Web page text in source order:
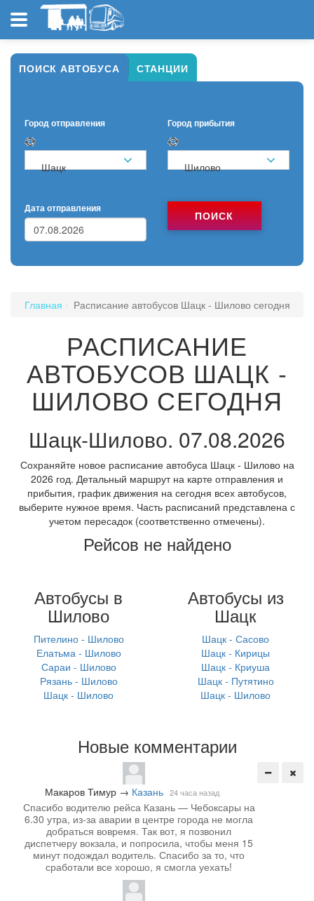
ПОИСК АВТОБУСА СТАНЦИИ
Город отправления
Шацк
Город прибытия
Шилово
Дата отправления
ПОИСК
Главная Расписание автобусов Шацк - Шилово сегодня
РАСПИСАНИЕ
АВТОБУСОВ ШАЦК -
ШИЛОВО СЕГОДНЯ
Шацк-Шилово. 07.08.2026
Сохраняйте новое расписание автобуса Шацк - Шилово на
2026 год. Детальный маршрут на карте отправления и
прибытия, график движения на сегодня всех автобусов,
выберите нужное время. Часть расписаний представлена с
учетом пересадок (соответственно отмечены).
Рейсов не найдено
Автобусы в
Шилово
Пителино - Шилово
Елатьма - Шилово
Сараи - Шилово
Рязань - Шилово
Шацк - Шилово
Автобусы из
Шацк
Шацк - Сасово
Шацк - Кирицы
Шацк - Криуша
Шацк - Путятино
Шацк - Шилово
Новые комментарии
Макаров Тимур → Казань 24 часа назад
Спасибо водителю рейса Казань — Чебоксары на
6.30 утра, из-за аварии в центре города не могла
добраться вовремя. Так вот, я позвонил
диспетчеру вокзала, и попросила, чтобы меня 15
минут подождал водитель. Спасибо за то, что
сработали все хорошо, я смогла уехать!